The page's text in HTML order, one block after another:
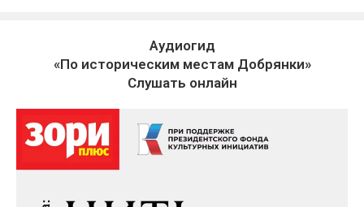
Аудиогид
«По историческим местам Добрянки»
Слушать онлайн